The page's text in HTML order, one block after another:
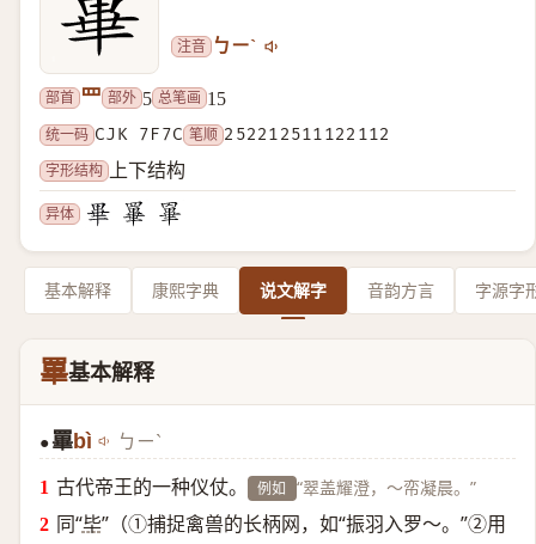
注音 ㄅㄧˋ
部首 罒 部外 5 总笔画 15
统一码 CJK 7F7C 笔顺 252212511122112
字形结构
上下结构
异体
基本解释 康熙字典 说文解字 音韵方言 字源字
罼基本解释
●罼bì ㄅㄧˋ
古代帝王的一种仪仗。 例如 “翠盖耀澄，～帟凝晨。”
同“毕”（①捕捉禽兽的长柄网，如“振羽入罗～。”②用